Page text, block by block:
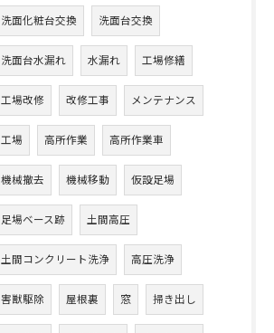
洗面化粧台交換 洗面台交換
洗面台水漏れ 水漏れ 工場修繕
工場改修 改修工事 メンテナンス
工場 高所作業 高所作業車
機械撤去 機械移動 仮設足場
足場ベース跡 土間高圧
土間コンクリート洗浄 高圧洗浄
害獣駆除 屋根裏 窓 掃き出し